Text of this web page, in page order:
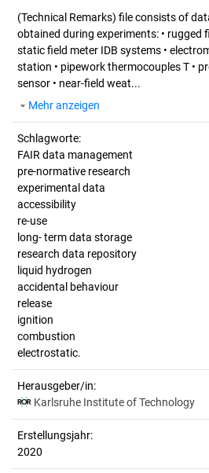
(Technical Remarks) file consists of
obtained during experiments: • rugged
static field meter IDB systems •
station • pipework thermocouples T •
sensor • near‐field weat...
Mehr anzeigen
Schlagworte:
FAIR data management
pre-normative research
experimental data
accessibility
re-use
long- term data storage
research data repository
liquid hydrogen
accidental behaviour
release
ignition
combustion
electrostatic.
Herausgeber/in:
Karlsruhe Institute of Technology
Erstellungsjahr:
2020